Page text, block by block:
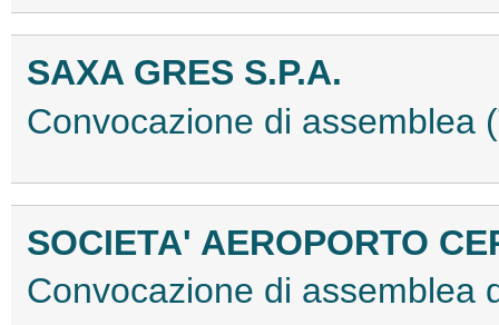
SAXA GRES S.P.A.
Convocazione di assemblea
SOCIETA' AEROPORTO
Convocazione di assemblea